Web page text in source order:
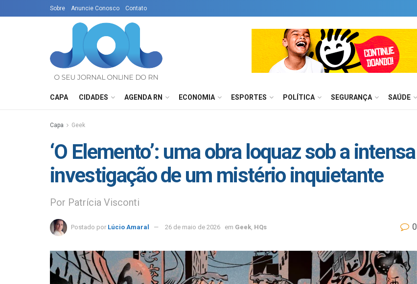
Sobre Anuncie Conosco Contato
CAPA CIDADES AGENDA RN ECONOMIA ESPORTES POLÍTICA SEGURANÇA SAÚDE
Capa Geek
‘O Elemento’: uma obra loquaz sob a intensa
investigação de um mistério inquietante
Por Patrícia Visconti
Postado por Lúcio Amaral 26 de maio de 2026 em Geek HQs 0